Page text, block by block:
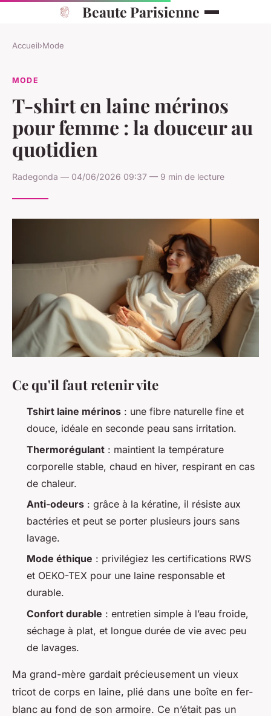
Beaute Parisienne
Accueil›Mode
MODE
T-shirt en laine mérinos
pour femme : la douceur au
quotidien
Radegonda — 04/06/2026 09:37 — 9 min de lecture
Ce qu'il faut retenir vite
Tshirt laine mérinos : une fibre naturelle fine et
douce, idéale en seconde peau sans irritation.
Thermorégulant : maintient la température
corporelle stable, chaud en hiver, respirant en cas
de chaleur.
Anti-odeurs : grâce à la kératine, il résiste aux
bactéries et peut se porter plusieurs jours sans
lavage.
Mode éthique : privilégiez les certifications RWS
et OEKO-TEX pour une laine responsable et
durable.
Confort durable : entretien simple à l’eau froide,
séchage à plat, et longue durée de vie avec peu
de lavages.
Ma grand-mère gardait précieusement un vieux
tricot de corps en laine, plié dans une boîte en fer-
blanc au fond de son armoire. Ce n’était pas un